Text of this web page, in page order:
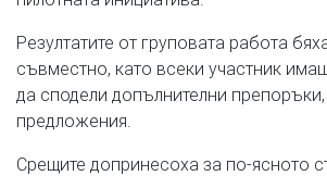
Резултатите от груповата работа
съвместно, като всеки участник
да сподели допълнителни
предложения.
Срещите допринесоха за по-ясното